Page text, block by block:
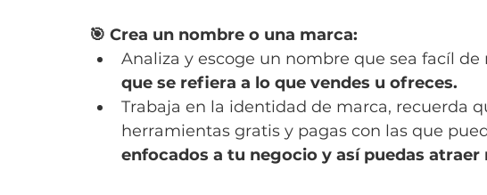
🎯 Crea un nombre o una marca:
Analiza y escoge un nombre que sea facíl de
que se refiera a lo que vendes u ofreces.
Trabaja en la identidad de marca, recuerda
herramientas gratis y pagas con las que
enfocados a tu negocio y así puedas atraer